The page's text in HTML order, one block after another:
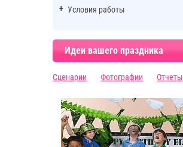
Условия работы
Идеи вашего праздника
Сценарии Фотографии Отчеты